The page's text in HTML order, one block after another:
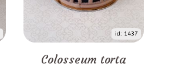
id: 1437
Colosseum torta